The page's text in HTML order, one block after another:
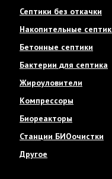
Септики без откачки
Накопительные
Бетонные септики
Бактерии для септика
Жироуловители
Компрессоры
Биореакторы
Станции БИОочистки
Другое